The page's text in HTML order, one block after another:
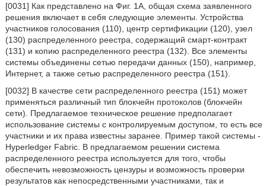
[0031] Как представлено на Фиг. 1А, общая схема заявленного
решения включает в себя следующие элементы. Устройства
участников голосования (110), центр сертификации (120), узел
(130) распределенного реестра, содержащий смарт-контракт
(131) и копию распределенного реестра (132). Все элементы
системы объединены сетью передачи данных (150), например,
Интернет, а также сетью распределенного реестра (151).
[0032] В качестве сети распределенного реестра (151) может
применяться различный тип блокчейн протоколов (блокчейн
сети). Предлагаемое техническое решение предполагает
использование системы с контролируемым доступом, то есть все
участники и их права известны заранее. Пример такой системы -
Hyperledger Fabric. В предлагаемом решении система
распределенного реестра используется для того, чтобы
обеспечить невозможность цензуры и возможность проверки
результатов как непосредственными участниками, так и